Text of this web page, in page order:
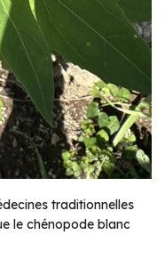
traditionnelles
le chénopode blanc